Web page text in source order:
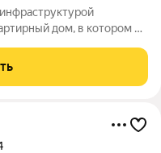
дом, в котором 24
газовое отопление.